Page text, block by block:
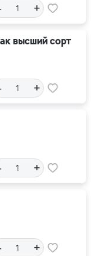
+
высший сорт
+
+
+